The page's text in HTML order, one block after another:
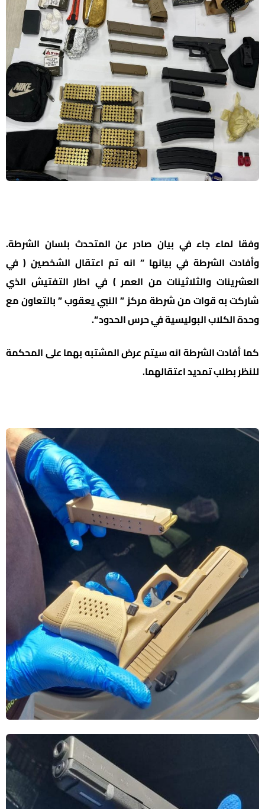
وفقا لماء جاء في بيان صادر عن المتحدث بلسان الشرطة.
وأفادت الشرطة في بيانها ” انه تم اعتقال الشخصين ( في
العشرينات والثلاثينات من العمر ) في اطار التفتيش الذي
شاركت به قوات من شرطة مركز ” النبي يعقوب ” بالتعاون مع
وحدة الكلاب البوليسية في حرس الحدود “.
كما أفادت الشرطة انه سيتم عرض المشتبه بهما على المحكمة
للنظر بطلب تمديد اعتقالهما.